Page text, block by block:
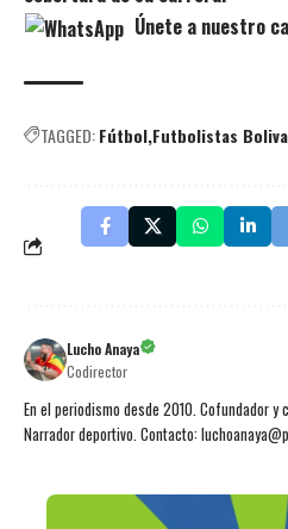
Únete a nuestro
TAGGED:Fútbol Futbolistas
Lucho Anaya
Codirector
En el periodismo desde 2010. Cofundador y
Narrador deportivo. Contacto: